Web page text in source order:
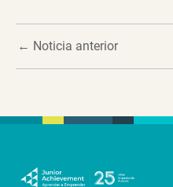
← Noticia anterior